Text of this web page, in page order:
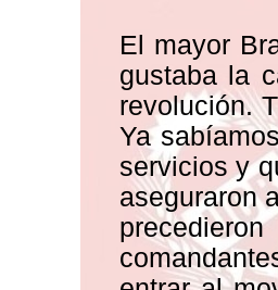
El mayor
gustaba la
revolución.
Ya
servicios y
aseguraron